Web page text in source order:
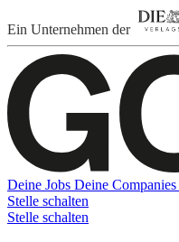
Ein Unternehmen der
Deine Jobs Deine Companies
Stelle schalten
Stelle schalten